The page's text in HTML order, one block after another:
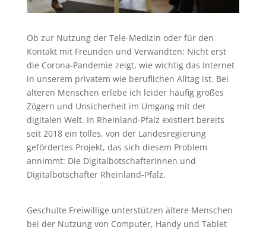
Ob zur Nutzung der Tele-Medizin oder für den
Kontakt mit Freunden und Verwandten: Nicht erst
die Corona-Pandemie zeigt, wie wichtig das Internet
in unserem privatem wie beruflichen Alltag ist. Bei
älteren Menschen erlebe ich leider häufig großes
Zögern und Unsicherheit im Umgang mit der
digitalen Welt. In Rheinland-Pfalz existiert bereits
seit 2018 ein tolles, von der Landesregierung
gefördertes Projekt, das sich diesem Problem
annimmt: Die Digitalbotschafterinnen und
Digitalbotschafter Rheinland-Pfalz.
Geschulte Freiwillige unterstützen ältere Menschen
bei der Nutzung von Computer, Handy und Tablet